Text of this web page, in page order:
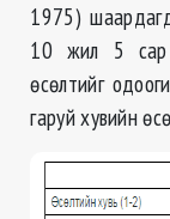
1975)
10 жил 5 сар
өсөлтийг
гаруй хувийн